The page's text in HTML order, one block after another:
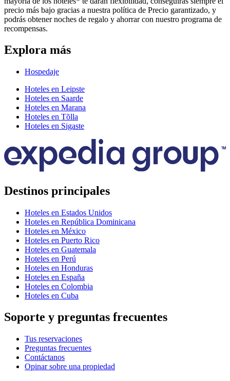
precio más bajo gracias a nuestra política de Precio garantizado, y
podrás obtener noches de regalo y ahorrar con nuestro programa de
recompensas.
Explora más
Hospedaje
Hoteles en Leipste
Hoteles en Saarde
Hoteles en Marana
Hoteles en Tõlla
Hoteles en Sigaste
Destinos principales
Hoteles en Estados Unidos
Hoteles en República Dominicana
Hoteles en México
Hoteles en Puerto Rico
Hoteles en Guatemala
Hoteles en Perú
Hoteles en Honduras
Hoteles en España
Hoteles en Colombia
Hoteles en Cuba
Soporte y preguntas frecuentes
Tus reservaciones
Preguntas frecuentes
Contáctanos
Opinar sobre una propiedad